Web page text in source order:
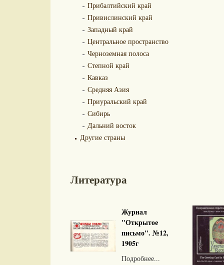
Прибалтийский край
Привислинский край
Западный край
Центральное пространство
Черноземная полоса
Степной край
Кавказ
Средняя Азия
Приуральский край
Сибирь
Дальний восток
Другие страны
Литература
Журнал
"Открытое
письмо". №12,
1905г
Подробнее...